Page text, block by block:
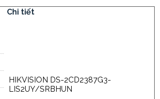
Chi tiết
HIKVISION DS-2CD2387G3-
LIS2UY/SRBHUN